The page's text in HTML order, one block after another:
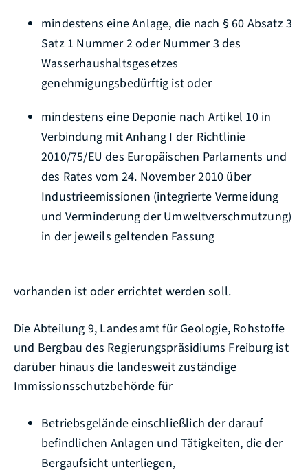
mindestens eine Anlage, die nach § 60 Absatz 3
Satz 1 Nummer 2 oder Nummer 3 des
Wasserhaushaltsgesetzes
genehmigungsbedürftig ist oder
mindestens eine Deponie nach Artikel 10 in
Verbindung mit Anhang I der Richtlinie
2010/75/EU des Europäischen Parlaments und
des Rates vom 24. November 2010 über
Industrieemissionen (integrierte Vermeidung
und Verminderung der Umweltverschmutzung)
in der jeweils geltenden Fassung
vorhanden ist oder errichtet werden soll.
Die Abteilung 9, Landesamt für Geologie, Rohstoffe
und Bergbau des Regierungspräsidiums Freiburg ist
darüber hinaus die landesweit zuständige
Immissionsschutzbehörde für
Betriebsgelände einschließlich der darauf
befindlichen Anlagen und Tätigkeiten, die der
Bergaufsicht unterliegen,